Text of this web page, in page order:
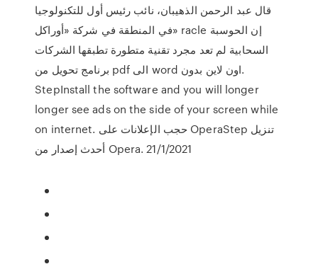
قال عبد الرحمن الذهيبان، نائب رئيس أول للتكنولوجيا
في المنطقة في شركة «أوراكل» racle إن الحوسبة
السحابية لم تعد مجرد تقنية متطورة تطبقها الشركات
برنامج تحويل من pdf الى word اون لاين بدون.
StepInstall the software and you will longer
longer see ads on the side of your screen while
on internet. حجب الإعلانات على OperaStep تنزيل
أحدث إصدار من Opera. 21/1/2021